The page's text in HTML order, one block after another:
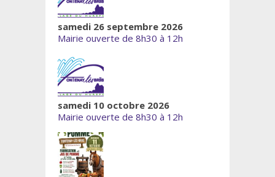
samedi 26 septembre 2026
Mairie ouverte de 8h30 à 12h
samedi 10 octobre 2026
Mairie ouverte de 8h30 à 12h